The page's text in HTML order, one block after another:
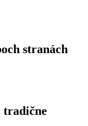
stranách
tradične